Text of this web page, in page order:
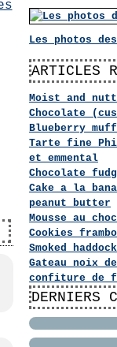
Les photos
ARTICLES
Moist and
Chocolate
Blueberry
Tarte fine
et emmental
Chocolate
Cake a la
peanut butter
Mousse au
Cookies
Smoked
Gateau noix
confiture de
DERNIERS